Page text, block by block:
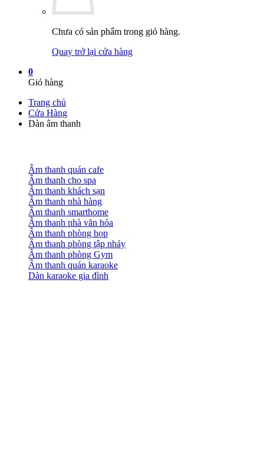
Chưa có sản phẩm trong giỏ hàng.
Quay trở lại cửa hàng
0
Giỏ hàng
Trang chủ
Cửa Hàng
Dàn âm thanh
Âm thanh quán cafe
Âm thanh cho spa
Âm thanh khách sạn
Âm thanh nhà hàng
Âm thanh smarthome
Âm thanh nhà văn hóa
Âm thanh phòng họp
Âm thanh phòng tập nhảy
Âm thanh phòng Gym
Âm thanh quán karaoke
Dàn karaoke gia đình